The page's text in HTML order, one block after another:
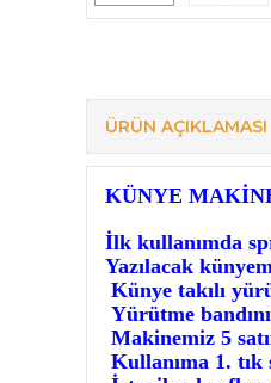
ÜRÜN AÇIKLAMASI
KÜNYE
İlk kullanımda
Yazılacak
Künye takılı
Yürütme
Makinemiz 5
Kullanıma 1. tık